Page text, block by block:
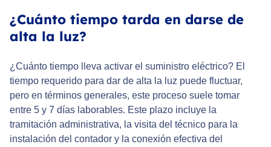
¿Cuánto tiempo tarda en darse de
alta la luz?
¿Cuánto tiempo lleva activar el suministro eléctrico? El
tiempo requerido para dar de alta la luz puede fluctuar,
pero en términos generales, este proceso suele tomar
entre 5 y 7 días laborables. Este plazo incluye la
tramitación administrativa, la visita del técnico para la
instalación del contador y la conexión efectiva del